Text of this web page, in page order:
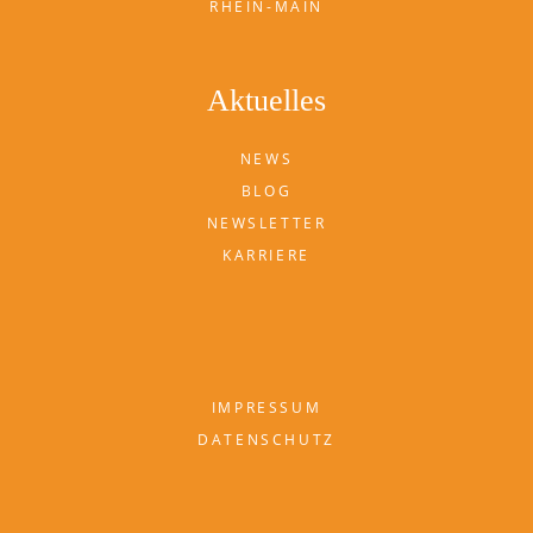
RHEIN-MAIN
Aktuelles
NEWS
BLOG
NEWSLETTER
KARRIERE
IMPRESSUM
DATENSCHUTZ